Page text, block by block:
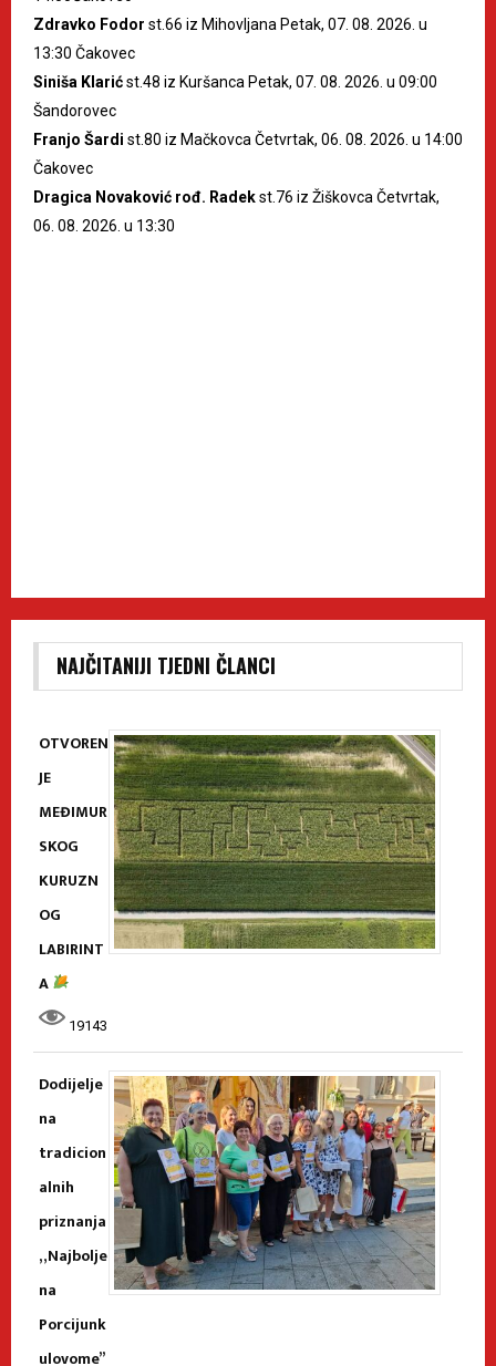
Zdravko Fodor st.66 iz Mihovljana Petak, 07. 08. 2026. u
13:30 Čakovec
Siniša Klarićst.48 iz Kuršanca Petak, 07. 08. 2026. u 09:00
Šandorovec
Franjo Šardi st.80 iz Mačkovca Četvrtak, 06. 08. 2026. u 14:00
Čakovec
Dragica Novaković rođ. Radekst.76 iz Žiškovca Četvrtak,
06. 08. 2026. u 13:30
NAJČITANIJI TJEDNI ČLANCI
OTVOREN
JE
MEĐIMUR
SKOG
KURUZN
OG
LABIRINT
A
19143
Dodijelje
na
tradicion
alnih
priznanja
„Najbolje
na
Porcijunk
ulovome”